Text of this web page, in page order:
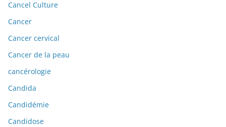
Cancel Culture
Cancer
Cancer cervical
Cancer de la peau
cancérologie
Candida
Candidémie
Candidose